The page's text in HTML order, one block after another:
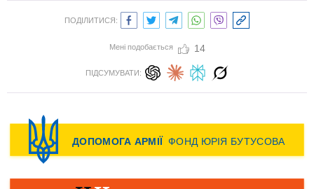
ПОДІЛИТИСЯ:
Мені подобається 14
ПІДСУМУВАТИ: